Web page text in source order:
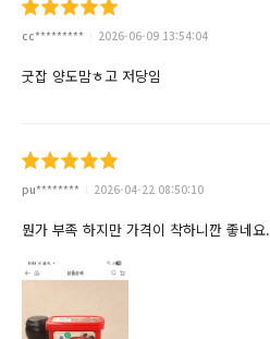
cc********* 2026-06-09 13:54:04
굿잡 양도맘ㅎ고 저당임
pu******** 2026-04-22 08:50:10
뭔가 부족 하지만 가격이 착하니깐 좋네요.